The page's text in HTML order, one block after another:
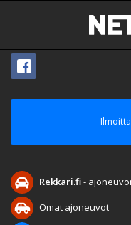
Rekkari.fi-
Omat ajoneuvot